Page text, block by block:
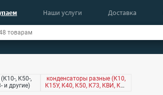
Наши услуги Доставка
, К50-,
и другие)
конденсаторы разные (К10,
К15У, К40, К50, К73, КВИ, КМ,